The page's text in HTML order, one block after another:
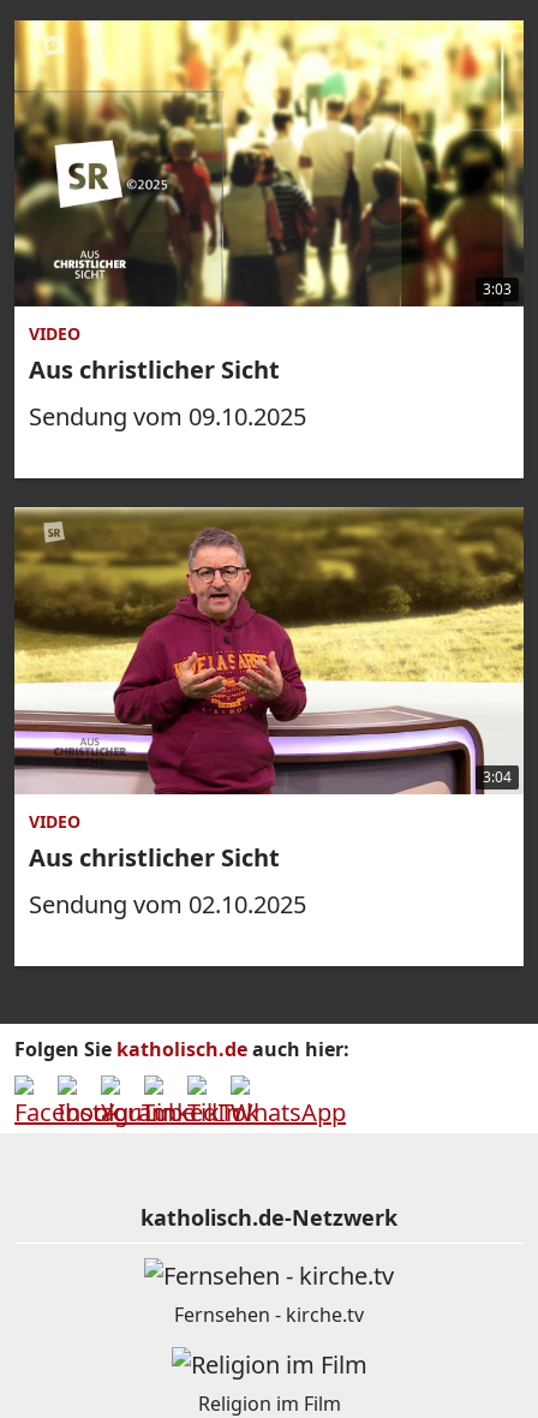
3:03
VIDEO
Aus christlicher Sicht
Sendung vom 09.10.2025
3:04
VIDEO
Aus christlicher Sicht
Sendung vom 02.10.2025
Folgen Sie katholisch.deauch hier:
katholisch.de-Netzwerk
Fernsehen - kirche.tv
Religion im Film